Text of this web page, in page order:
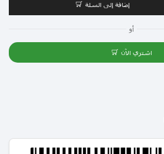
إضافة إلى السلة
أو
اشتري الآن